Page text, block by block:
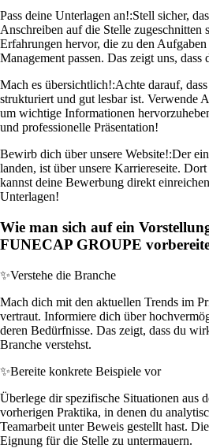
Pass deine Unterlagen an!:Stell sicher,
Anschreiben auf die Stelle zugeschnitten
Erfahrungen hervor, die zu den
Management passen. Das zeigt uns,
Mach es übersichtlich!:Achte darauf,
strukturiert und gut lesbar ist. Verwende
um wichtige Informationen
und professionelle Präsentation!
Bewirb dich über unsere Website!:Der
landen, ist über unsere Karriereseite.
kannst deine Bewerbung direkt
Unterlagen!
Wie man sich auf ein
FUNECAP GROUPE
✨Verstehe die Branche
Mach dich mit den aktuellen Trends im
vertraut. Informiere dich über
deren Bedürfnisse. Das zeigt, dass du
Branche verstehst.
✨Bereite konkrete Beispiele vor
Überlege dir spezifische Situationen aus
vorherigen Praktika, in denen du
Teamarbeit unter Beweis gestellt hast.
Eignung für die Stelle zu untermauern.